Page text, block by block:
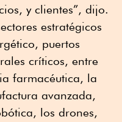
y clientes”, dijo.
estratégicos
puertos
críticos, entre
farmacéutica, la
avanzada,
los drones,